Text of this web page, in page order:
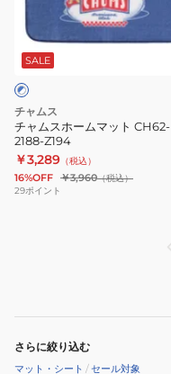
ム
マ
ッ
ト
CH62-
2188-
Z194
SALE
チャムス
チャムスホームマット CH62-
2188-Z194
￥3,289 （税込）
16%OFF ￥3,960（税込）
29ポイント
レ
ッ
ワ
イ
ト
さらに絞り込む
マット・シート /セール対象